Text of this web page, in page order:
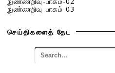
நுண்ணறிவு-பாகம்-03
செய்திகளைத் தேட